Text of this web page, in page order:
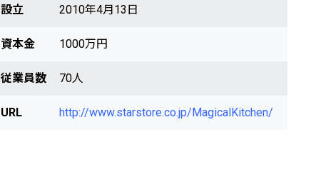
設立 2010年4月13日
資本金 1000万円
従業員数 70人
URL http://www.starstore.co.jp/MagicalKitchen/